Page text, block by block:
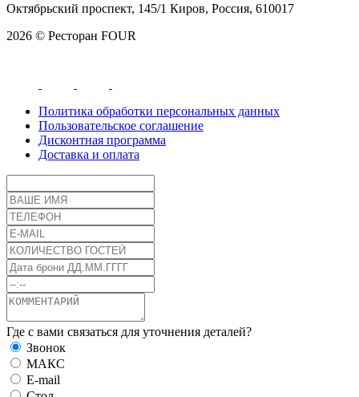
Октябрьский проспект, 145/1 Киров, Россия, 610017
2026 © Ресторан FOUR
Политика обработки персональных данных
Пользовательское соглашение
Дисконтная программа
Доставка и оплата
Где с вами связаться для уточнения деталей?
Звонок
МАКС
E-mail